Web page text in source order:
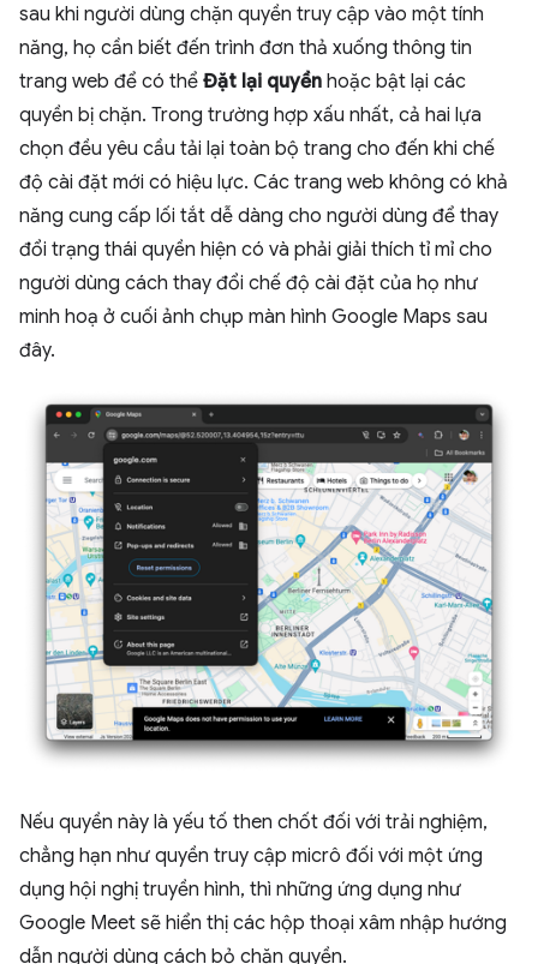
sau khi người dùng chặn quyền truy cập vào một tính
năng, họ cần biết đến trình đơn thả xuống thông tin
trang web để có thể Đặt lại quyền hoặc bật lại các
quyền bị chặn. Trong trường hợp xấu nhất, cả hai lựa
chọn đều yêu cầu tải lại toàn bộ trang cho đến khi chế
độ cài đặt mới có hiệu lực. Các trang web không có khả
năng cung cấp lối tắt dễ dàng cho người dùng để thay
đổi trạng thái quyền hiện có và phải giải thích tỉ mỉ cho
người dùng cách thay đổi chế độ cài đặt của họ như
minh hoạ ở cuối ảnh chụp màn hình Google Maps sau
đây.
Nếu quyền này là yếu tố then chốt đối với trải nghiệm,
chẳng hạn như quyền truy cập micrô đối với một ứng
dụng hội nghị truyền hình, thì những ứng dụng như
Google Meet sẽ hiển thị các hộp thoại xâm nhập hướng
dẫn người dùng cách bỏ chặn quyền.